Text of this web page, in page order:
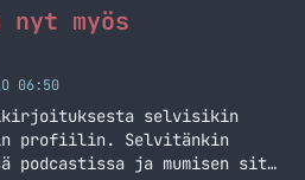
fi/behringer_xenyx_802.htm)
Popkiller Set
fi/behringer_ha400.htm)
fi/
nyt myös
06:50
selvisikin
profiilin. Selvitänkin
podcastissa ja mumisen sitä